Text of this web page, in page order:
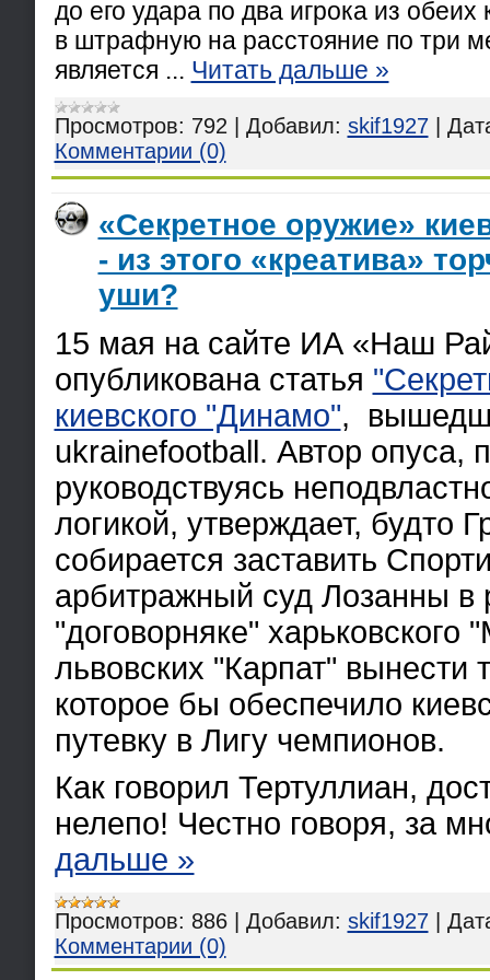
до его удара по два игрока из
в штрафную на расстояние по три
является ... Читать дальше »
Просмотров: 792 Добавил: skif1927
Комментарии (0)
«Секретное оружие»
- из этого «креатива»
уши?
15 мая на сайте ИА «Наш
опубликована статья
киевского "Динамо",
ukrainefootball. Автор опуса,
руководствуясь
логикой, утверждает, будто
собирается заставить
арбитражный суд Лозанны в
"договорняке" харьковского
львовских "Карпат" вынести
которое бы обеспечило
путевку в Лигу чемпионов.
Как говорил Тертуллиан,
нелепо! Честно говоря, за
дальше »
Просмотров: 886 Добавил: skif1927
Комментарии (0)